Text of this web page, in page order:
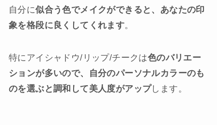
自分に似合う色でメイクができると、あなたの印
象を格段に良くしてくれます。
特にアイシャドウ/リップ/チークは色のバリエー
ションが多いので、自分のパーソナルカラーのも
のを選ぶと調和して美人度がアップします。